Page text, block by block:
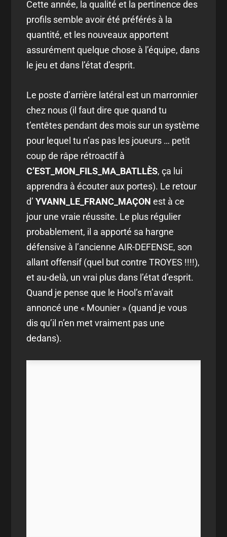
Cette année, la qualité et la pertinence des
profils semble avoir été préférés à la
quantité, et les nouveaux apportent
assurément quelque chose à l’équipe, dans
le jeu et dans l’état d’esprit.
Le poste d’arrière latéral est un marronnier
chez nous (il faut dire que quand tu
t’entêtes pendant des mois sur un système
pour lequel tu n’as pas les joueurs … petit
coup de râpe rétroactif à
C’EST_MON_FILS_MA_BATLLÈS, ça lui
apprendra à écouter aux portes). Le retour
d’YVANN_LE_FRANC_MAÇON est à ce
jour une vraie réussite. Le plus régulier
probablement, il a apporté sa hargne
défensive à l’ancienne AIR-DEFENSE, son
allant offensif (quel but contre TROYES !!!!),
et au-delà, un vrai plus dans l’état d’esprit.
Quand je pense que le Hool’s m’avait
annoncé une « Mounier » (quand je vous
dis qu’il n’en met vraiment pas une
dedans).